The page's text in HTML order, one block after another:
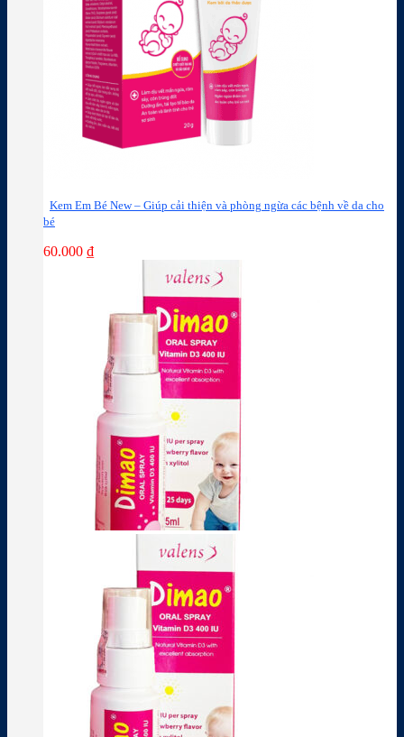
Kem Em Bé New – Giúp cải thiện và phòng ngừa các bệnh về da cho
bé
60.000 ₫